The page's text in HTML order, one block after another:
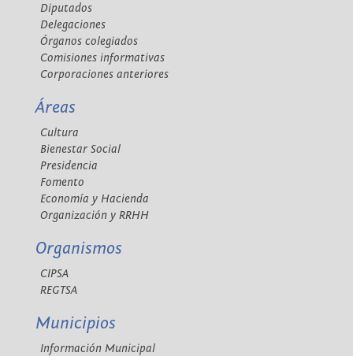
Diputados
Delegaciones
Órganos colegiados
Comisiones informativas
Corporaciones anteriores
Áreas
Cultura
Bienestar Social
Presidencia
Fomento
Economía y Hacienda
Organización y RRHH
Organismos
CIPSA
REGTSA
Municipios
Información Municipal